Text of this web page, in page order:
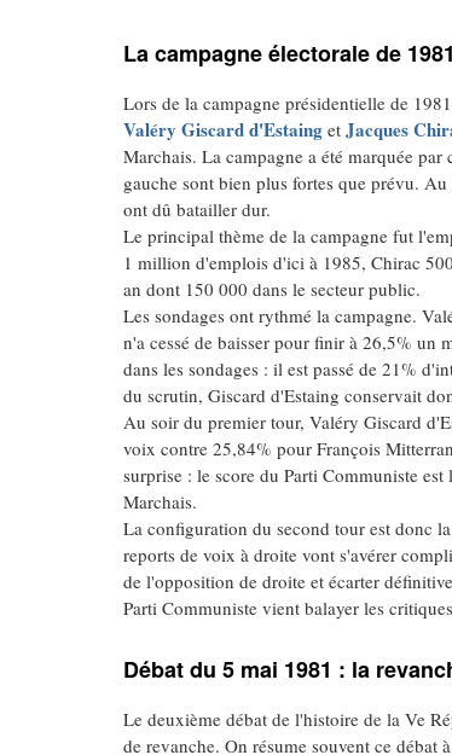
La campagne électorale de 1981
Lors de la campagne présidentielle de
Valéry Giscard d'Estaing et Jacques
Marchais. La campagne a été marquée
gauche sont bien plus fortes que prévu.
ont dû batailler dur.
Le principal thème de la campagne fut
1 million d'emplois d'ici à 1985, Chirac
an dont 150 000 dans le secteur public.
Les sondages ont rythmé la campagne.
n'a cessé de baisser pour finir à 26,5% un
dans les sondages : il est passé de 21%
du scrutin, Giscard d'Estaing conservait
Au soir du premier tour, Valéry Giscard
voix contre 25,84% pour François
surprise : le score du Parti Communiste
Marchais.
La configuration du second tour est donc
reports de voix à droite vont s'avérer
de l'opposition de droite et écarter
Parti Communiste vient balayer les
Débat du 5 mai 1981 : la
Le deuxième débat de l'histoire de la Ve
de revanche. On résume souvent ce débat